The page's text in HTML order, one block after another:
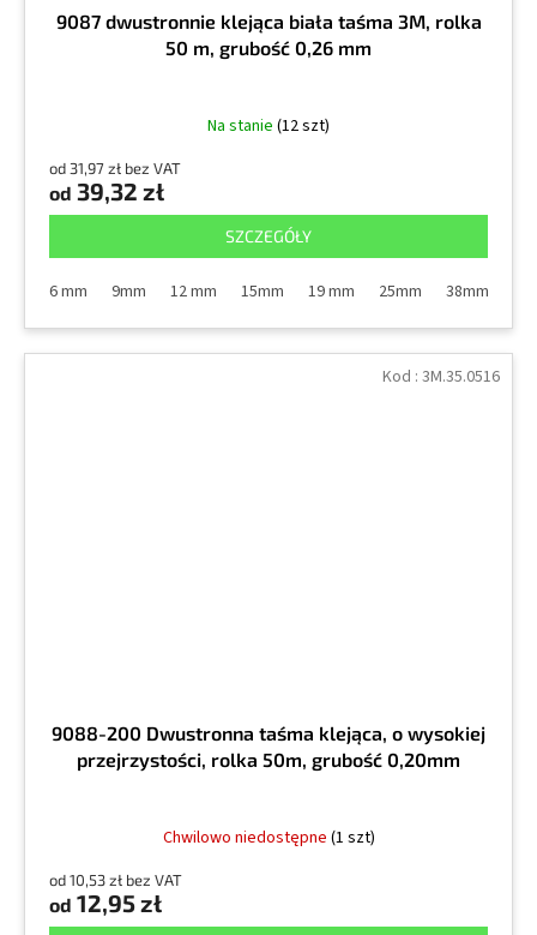
9087 dwustronnie klejąca biała taśma 3M, rolka
50 m, grubość 0,26 mm
Na stanie (12 szt)
od 31,97 zł bez VAT
od 39,32 zł
SZCZEGÓŁY
6 mm 9mm 12 mm 15mm 19 mm 25mm 38mm
9088-200 Dwustronna taśma klejąca, o wysokiej
przejrzystości, rolka 50m, grubość 0,20mm
Chwilowo niedostępne (1 szt)
od 10,53 zł bez VAT
od 12,95 zł
Kod : 3M.35.0516